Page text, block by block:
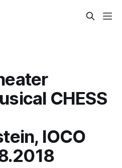
CHESS
IOCO